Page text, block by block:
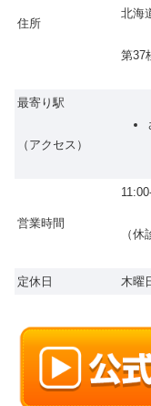
住所
北海
第37
最寄り駅
（アクセス）
営業時間
（
定休日 木曜